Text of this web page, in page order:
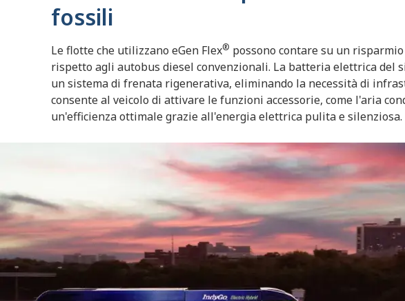
fossili
Le flotte che utilizzano eGen Flex® possono contare su un
rispetto agli autobus diesel convenzionali. La batteria elettrica del
un sistema di frenata rigenerativa, eliminando la necessità di
consente al veicolo di attivare le funzioni accessorie, come l'aria
un'efficienza ottimale grazie all'energia elettrica pulita e silenziosa.